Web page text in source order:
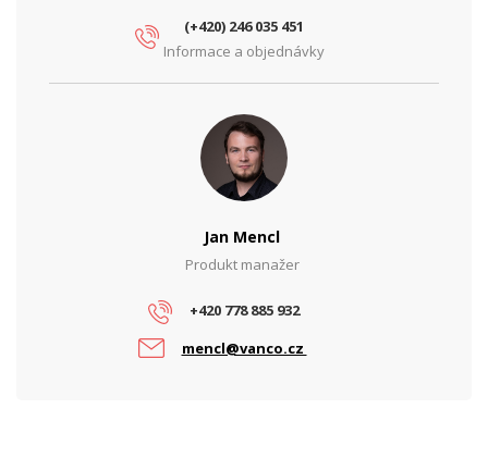
(+420) 246 035 451
Informace a objednávky
Jan Mencl
Produkt manažer
+420 778 885 932
mencl@vanco.cz